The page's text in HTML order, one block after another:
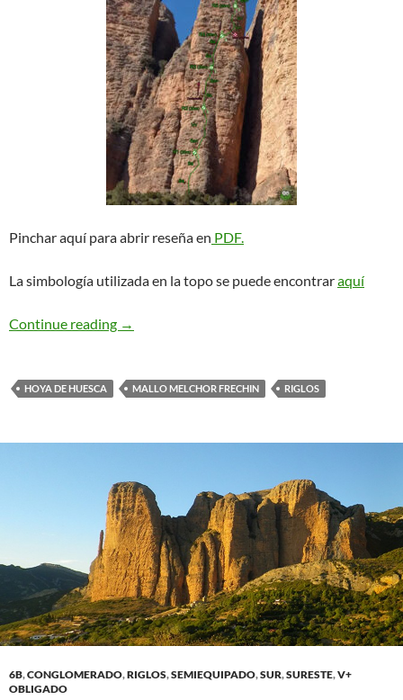
Pinchar aquí para abrir reseña en PDF.
La simbología utilizada en la topo se puede encontraraquí
Continue reading José Antonio Sanz. Riglos
→
HOYA DE HUESCA MALLO MELCHOR FRECHIN RIGLOS
6B,CONGLOMERADO,RIGLOS,SEMIEQUIPADO,SUR,SURESTE,V+
OBLIGADO